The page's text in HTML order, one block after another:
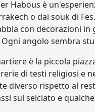
Habous è
o dai souk di
con decorazioni
angolo sembra
è la piccola
di testi religiosi e
diverso rispetto al
sul selciato e